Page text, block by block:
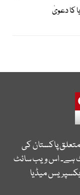
کا دعویٰ
پاکستان کی
ہے۔ اس ویب سائٹ
میڈیا